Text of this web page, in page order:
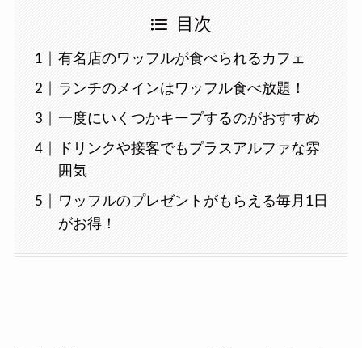
目次
有名店のワッフルが食べられるカフェ
ランチのメインはワッフル食べ放題！
一度にいくつかキープするのがおすすめ
ドリンクや接客でもプラスアルファな雰
囲気
ワッフルのプレゼントがもらえる毎月1日
がお得！